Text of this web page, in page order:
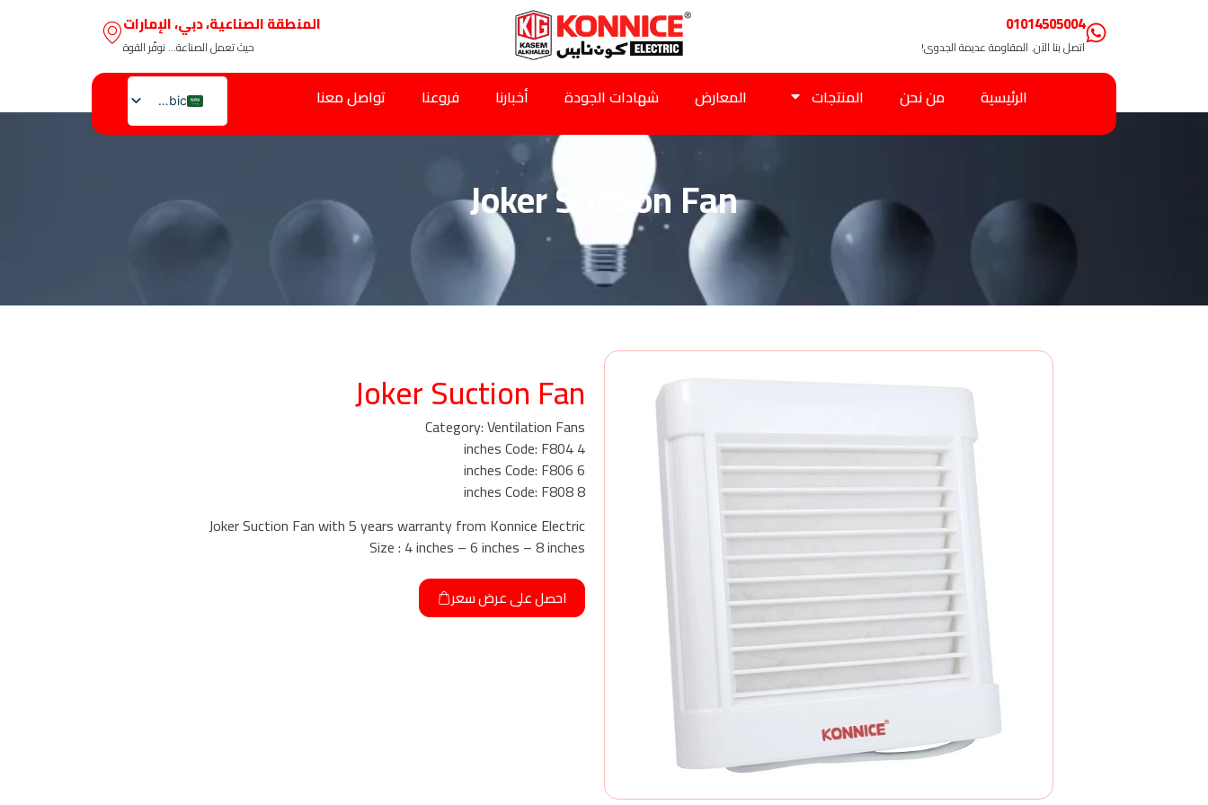
01014505004
اتصل بنا الآن. المقاومة عديمة الجدوى!
المنطقة الصناعية، دبي، الإمارات
حيث تعمل الصناعة… نوفّر القوة
Arabic
English
الرئيسية من نحن المنتجات المعارض شهادات الجودة أخبارنا فروعنا تواصل معنا
Joker Suction Fan
Joker Suction Fan
Category: Ventilation Fans
4 inches Code: F804
6 inches Code: F806
8 inches Code: F808
Joker Suction Fan with 5 years warranty from Konnice Electric
Size : 4 inches – 6 inches – 8 inches
احصل على عرض سعر